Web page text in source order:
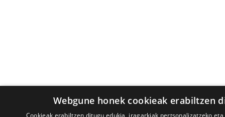
Webgune honek cookieak erabiltzen
Cookieak erabiltzen ditugu edukia, iragarkiak pertsonalizatzeko